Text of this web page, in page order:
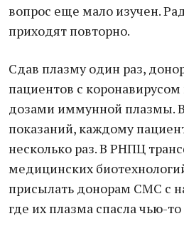
вопрос еще мало изучен.
приходят повторно.
Сдав плазму один раз,
пациентов с
дозами иммунной плазмы.
показаний, каждому
несколько раз. В РНПЦ
медицинских
присылать донорам СМС с
где их плазма спасла чью-